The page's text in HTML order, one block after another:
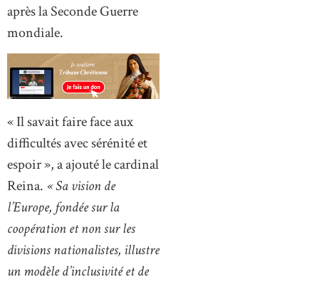
après la Seconde Guerre
mondiale.
« Il savait faire face aux
difficultés avec sérénité et
espoir », a ajouté le cardinal
Reina. « Sa vision de
l’Europe, fondée sur la
coopération et non sur les
divisions nationalistes, illustre
un modèle d’inclusivité et de